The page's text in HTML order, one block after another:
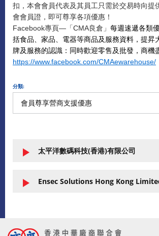
扣，本會會員代表及其員工只需於交易時向提
會會員證，即可尊享各項優惠！
Facebook專頁—「CMA良倉」 每週速遞各類
括食品、家品、電器等商品及服務資料，提昇
牌及服務的認識：同時歡迎零售及批發，商機
https://www.facebook.com/CMAewarehouse/
分類:
會員尊享營商支援優惠
太平洋數碼科技(香港)有限公司
Ensec Solutions Hong Kong